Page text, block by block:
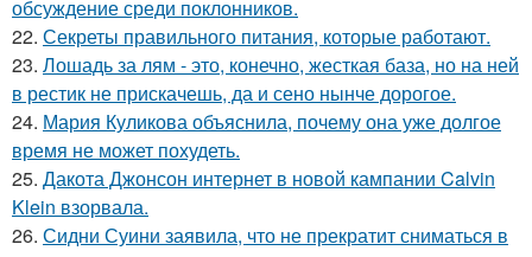
обсуждение среди поклонников.
22. Секреты правильного питания, которые работают.
23. Лошадь за лям - это, конечно, жесткая база, но на ней
в рестик не прискачешь, да и сено нынче дорогое.
24. Мария Куликова объяснила, почему она уже долгое
время не может похудеть.
25. Дакота Джонсон интернет в новой кампании Calvin
Klein взорвала.
26. Сидни Суини заявила, что не прекратит сниматься в